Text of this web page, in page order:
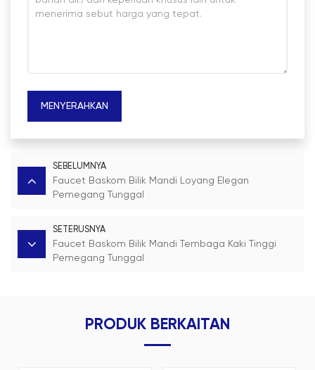
MENYERAHKAN
SEBELUMNYA
Faucet Baskom Bilik Mandi Loyang Elegan
Pemegang Tunggal
SETERUSNYA
Faucet Baskom Bilik Mandi Tembaga Kaki Tinggi
Pemegang Tunggal
PRODUK BERKAITAN